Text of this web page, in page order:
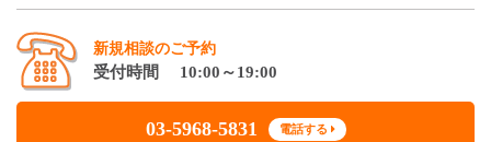
新規相談のご予約
受付時間 10:00～19:00
03-5968-5831 電話する